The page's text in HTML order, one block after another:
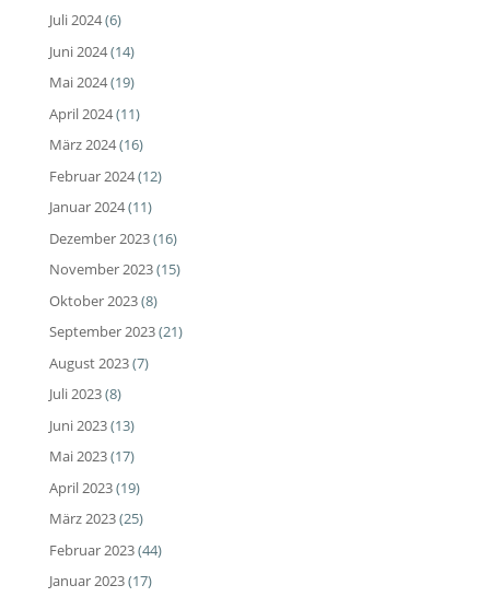
Juli 2024(6)
Juni 2024(14)
Mai 2024(19)
April 2024(11)
März 2024(16)
Februar 2024(12)
Januar 2024(11)
Dezember 2023(16)
November 2023(15)
Oktober 2023(8)
September 2023(21)
August 2023(7)
Juli 2023(8)
Juni 2023(13)
Mai 2023(17)
April 2023(19)
März 2023(25)
Februar 2023(44)
Januar 2023(17)